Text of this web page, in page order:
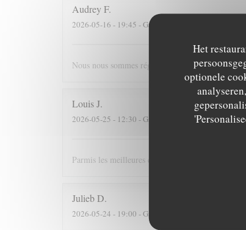
Het
optionele
AudreyF
2026-05-16 - 19:45 - Gasten 4
Nous nous sommes régalés, joli restaurant,
LouisJ
2026-05-25 - 12:30 - Gasten 3
Parmis les meilleures crèpes de Versailles!
JuliebD
2026-05-24 - 19:00 - Gasten 2